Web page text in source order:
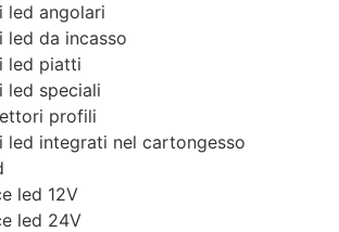
led angolari
led da incasso
led piatti
led speciali
profili
led integrati nel cartongesso
led 12V
led 24V